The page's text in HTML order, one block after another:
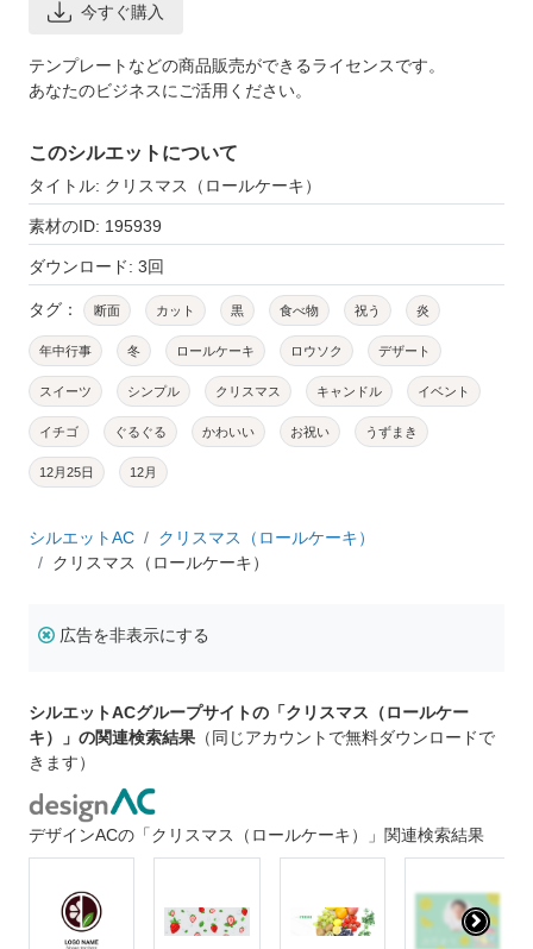
今すぐ購入
テンプレートなどの商品販売ができるライセンスです。
あなたのビジネスにご活用ください。
このシルエットについて
タイトル: クリスマス（ロールケーキ）
素材のID: 195939
ダウンロード: 3回
タグ： 断面 カット 黒 食べ物 祝う 炎
年中行事 冬 ロールケーキ ロウソク デザート
スイーツ シンプル クリスマス キャンドル イベント
イチゴ ぐるぐる かわいい お祝い うずまき
12月25日 12月
シルエットAC
クリスマス（ロールケーキ）
クリスマス（ロールケーキ）
広告を非表示にする
シルエットACグループサイトの「クリスマス（ロールケー
キ）」の関連検索結果 （同じアカウントで無料ダウンロードで
きます）
デザインACの「クリスマス（ロールケーキ）」関連検索結果